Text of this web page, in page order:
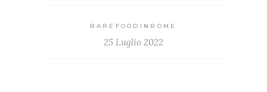
BAREFOODINROME
25 Luglio 2022